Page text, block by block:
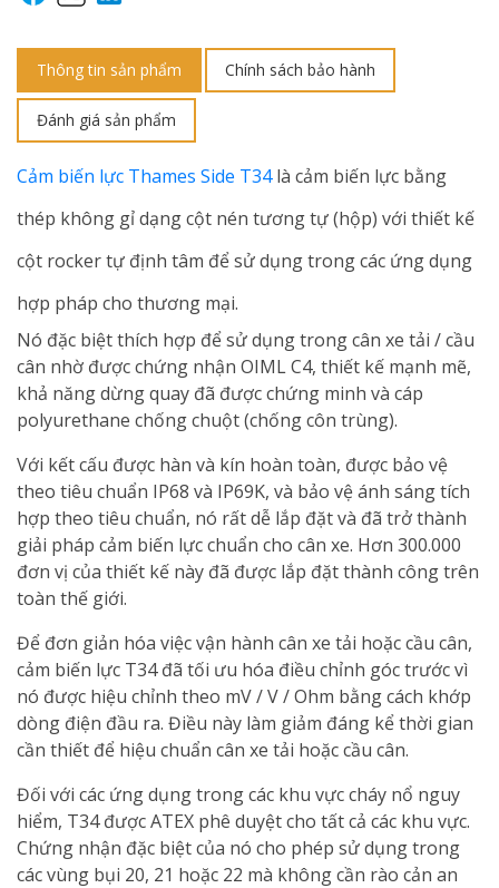
Thông tin sản phẩm Chính sách bảo hành
Đánh giá sản phẩm
Cảm biến lực Thames Side T34là cảm biến lực bằng
thép không gỉ dạng cột nén tương tự (hộp) với thiết kế
cột rocker tự định tâm để sử dụng trong các ứng dụng
hợp pháp cho thương mại.
Nó đặc biệt thích hợp để sử dụng trong cân xe tải / cầu
cân nhờ được chứng nhận OIML C4, thiết kế mạnh mẽ,
khả năng dừng quay đã được chứng minh và cáp
polyurethane chống chuột (chống côn trùng).
Với kết cấu được hàn và kín hoàn toàn, được bảo vệ
theo tiêu chuẩn IP68 và IP69K, và bảo vệ ánh sáng tích
hợp theo tiêu chuẩn, nó rất dễ lắp đặt và đã trở thành
giải pháp cảm biến lực chuẩn cho cân xe. Hơn 300.000
đơn vị của thiết kế này đã được lắp đặt thành công trên
toàn thế giới.
Để đơn giản hóa việc vận hành cân xe tải hoặc cầu cân,
cảm biến lực T34 đã tối ưu hóa điều chỉnh góc trước vì
nó được hiệu chỉnh theo mV / V / Ohm bằng cách khớp
dòng điện đầu ra. Điều này làm giảm đáng kể thời gian
cần thiết để hiệu chuẩn cân xe tải hoặc cầu cân.
Đối với các ứng dụng trong các khu vực cháy nổ nguy
hiểm, T34 được ATEX phê duyệt cho tất cả các khu vực.
Chứng nhận đặc biệt của nó cho phép sử dụng trong
các vùng bụi 20, 21 hoặc 22 mà không cần rào cản an